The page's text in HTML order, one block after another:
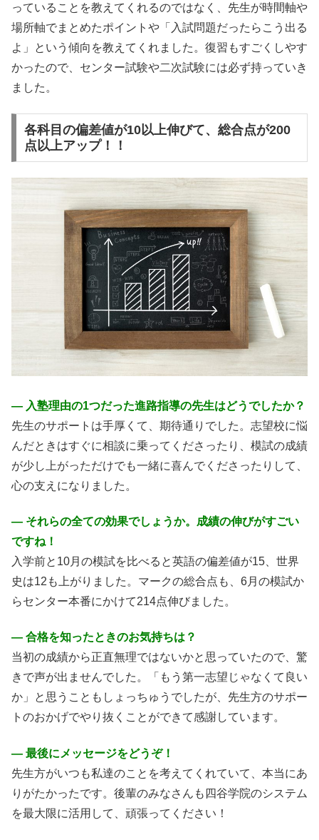
っていることを教えてくれるのではなく、先生が時間軸や
場所軸でまとめたポイントや「入試問題だったらこう出る
よ」という傾向を教えてくれました。復習もすごくしやす
かったので、センター試験や二次試験には必ず持っていき
ました。
各科目の偏差値が10以上伸びて、総合点が200
点以上アップ！！
― 入塾理由の1つだった進路指導の先生はどうでしたか？
先生のサポートは手厚くて、期待通りでした。志望校に悩
んだときはすぐに相談に乗ってくださったり、模試の成績
が少し上がっただけでも一緒に喜んでくださったりして、
心の支えになりました。
― それらの全ての効果でしょうか。成績の伸びがすごい
ですね！
入学前と10月の模試を比べると英語の偏差値が15、世界
史は12も上がりました。マークの総合点も、6月の模試か
らセンター本番にかけて214点伸びました。
― 合格を知ったときのお気持ちは？
当初の成績から正直無理ではないかと思っていたので、驚
きで声が出ませんでした。「もう第一志望じゃなくて良い
か」と思うこともしょっちゅうでしたが、先生方のサポー
トのおかげでやり抜くことができて感謝しています。
― 最後にメッセージをどうぞ！
先生方がいつも私達のことを考えてくれていて、本当にあ
りがたかったです。後輩のみなさんも四谷学院のシステム
を最大限に活用して、頑張ってください！